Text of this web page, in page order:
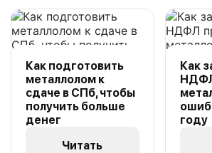
Как подготовить
металлолом к
сдаче в СПб, чтобы
получить больше
денег
Читать
Как
году